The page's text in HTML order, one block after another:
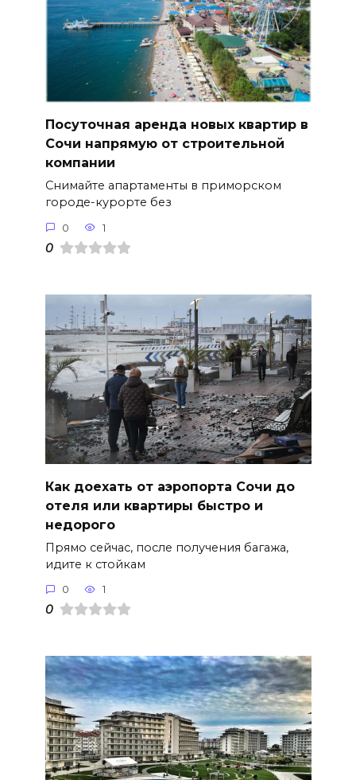
Посуточная аренда новых квартир в
Сочи напрямую от строительной
компании
Снимайте апартаменты в приморском
городе-курорте без
0 1
0
Как доехать от аэропорта Сочи до
отеля или квартиры быстро и
недорого
Прямо сейчас, после получения багажа,
идите к стойкам
0 1
0